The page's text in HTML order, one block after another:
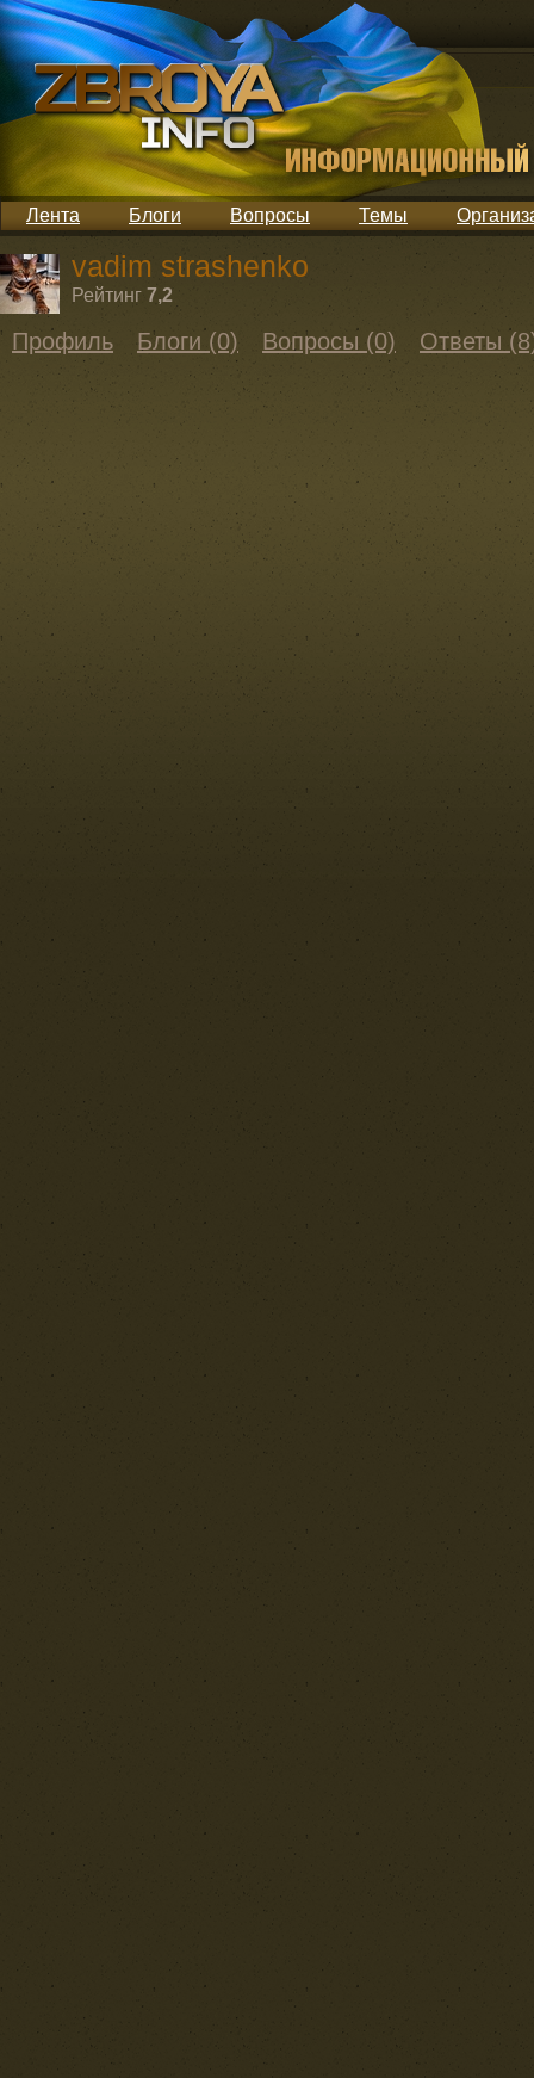
Лента Блоги Вопросы Темы
vadim strashenko
Рейтинг 7,2
Профиль Блоги (0) Вопросы (0) Ответы